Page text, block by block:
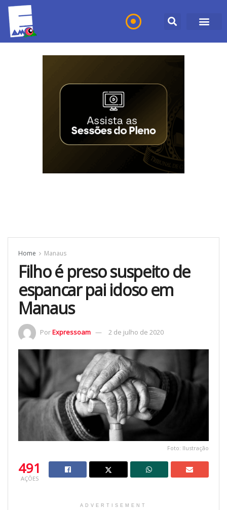
Home Manaus
Filho é preso suspeito de
espancar pai idoso em
Manaus
PorExpressoam 2 de julho de 2020
Foto: Ilustração
491
AÇÕES
ADVERTISEMENT